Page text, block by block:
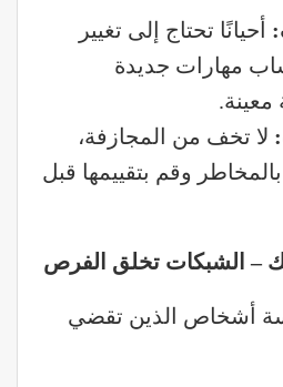
: أحيانًا تحتاج إلى تغيير
مهارات جديدة
: لا تخف من المجازفة،
وقم بتقييمها قبل
أشخاص الذين تقضي